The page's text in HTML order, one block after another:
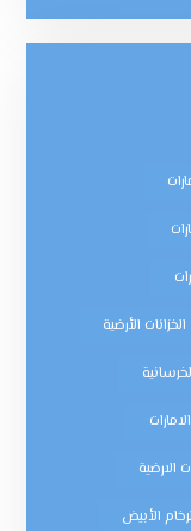
الخزانات الأرضية
الارضية
الأبيض